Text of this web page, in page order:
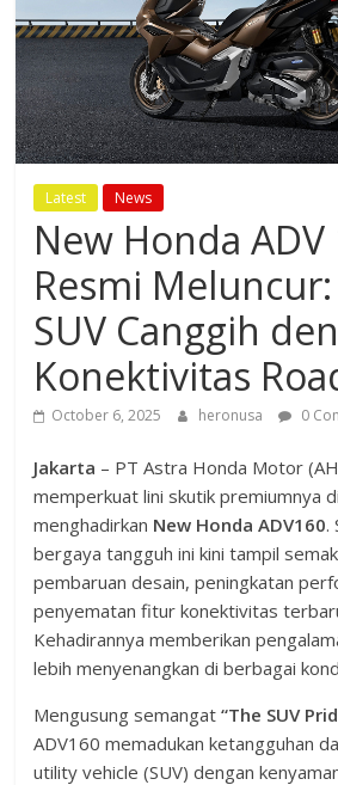
Latest News
New Honda ADV
Resmi
SUV Canggih
Konektivitas
October 6, 2025 heronusa 0
Jakarta – PT Astra Honda Motor
memperkuat lini skutik premiumnya
menghadirkan New Honda ADV160.
bergaya tangguh ini kini tampil
pembaruan desain, peningkatan
penyematan fitur konektivitas
Kehadirannya memberikan
lebih menyenangkan di berbagai
Mengusung semangat“The SUV
ADV160 memadukan ketangguhan
utility vehicle (SUV) dengan